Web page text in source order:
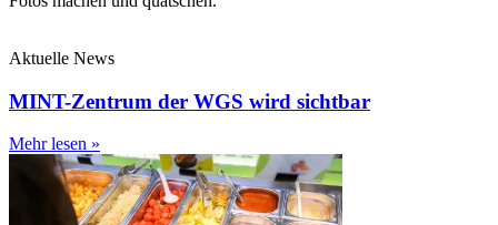
Aktuelle News
MINT-Zentrum der WGS wird sichtbar
Mehr lesen »